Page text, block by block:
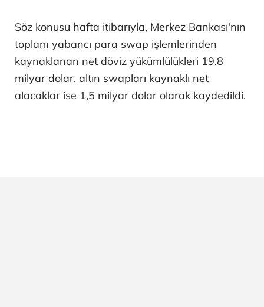
Söz konusu hafta itibarıyla, Merkez Bankası'nın
toplam yabancı para swap işlemlerinden
kaynaklanan net döviz yükümlülükleri 19,8
milyar dolar, altın swapları kaynaklı net
alacaklar ise 1,5 milyar dolar olarak kaydedildi.